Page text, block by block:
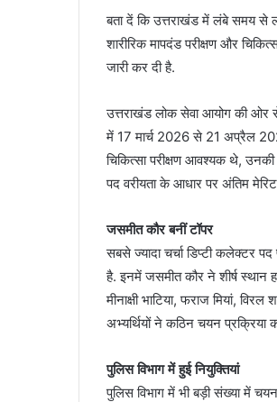
बता दें कि उत्तराखंड में लंबे समय से
शारीरिक मापदंड परीक्षण और
जारी कर दी है.
उत्तराखंड लोक सेवा आयोग की ओर से
में 17 मार्च 2026 से 21 अप्रैल
चिकित्सा परीक्षण आवश्यक थे,
पद वरीयता के आधार पर अंतिम
जसमीत कौर बनीं टॉपर
सबसे ज्यादा चर्चा डिप्टी कलेक्टर
है. इनमें जसमीत कौर ने शीर्ष स्थान
मीनाक्षी भाटिया, फराज मियां,
अभ्यर्थियों ने कठिन चयन प्रक्रिया
पुलिस विभाग में हुई नियुक्तियां
पुलिस विभाग में भी बड़ी संख्या में